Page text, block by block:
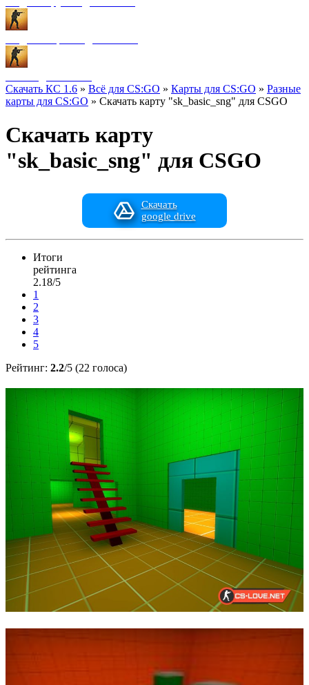
Скачать КС 1.6 » Всё для CS:GO » Карты для CS:GO » Разные
карты для CS:GO » Скачать карту "sk_basic_sng" для CSGO
Скачать карту
"sk_basic_sng" для CSGO
Скачать
google drive
Итоги
рейтинга
2.18/5
1
2
3
4
5
Рейтинг: 2.2/5 (22 голоса)